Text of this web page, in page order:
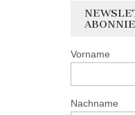
Vorname
Nachname